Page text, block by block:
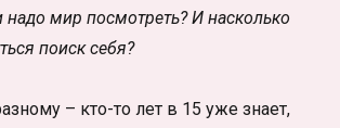
надо мир посмотреть? И насколько
поиск себя?
– кто-то лет в 15 уже знает,